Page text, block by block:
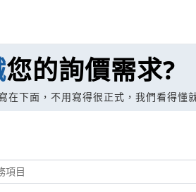
您的詢價需求?
在下面，不用寫得很正式，我們看得懂